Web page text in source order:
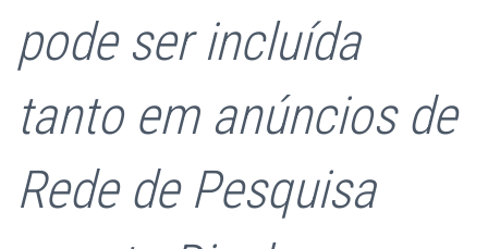
pode ser incluída
tanto em anúncios de
Rede de Pesquisa